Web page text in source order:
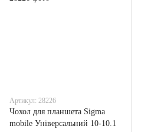
Артикул: 28226
Чохол для планшета Sigma
mobile Універсальний 10-10.1